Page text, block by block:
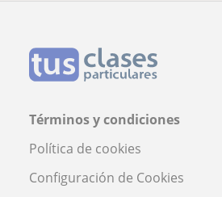
Términos y condiciones
Política de cookies
Configuración de Cookies